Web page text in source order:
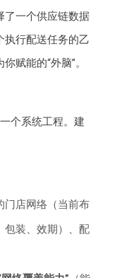
了一个供应链数据
执行配送任务的乙
赋能的“外脑”。
个系统工程。建
门店网络（当前布
包装、效期）、配